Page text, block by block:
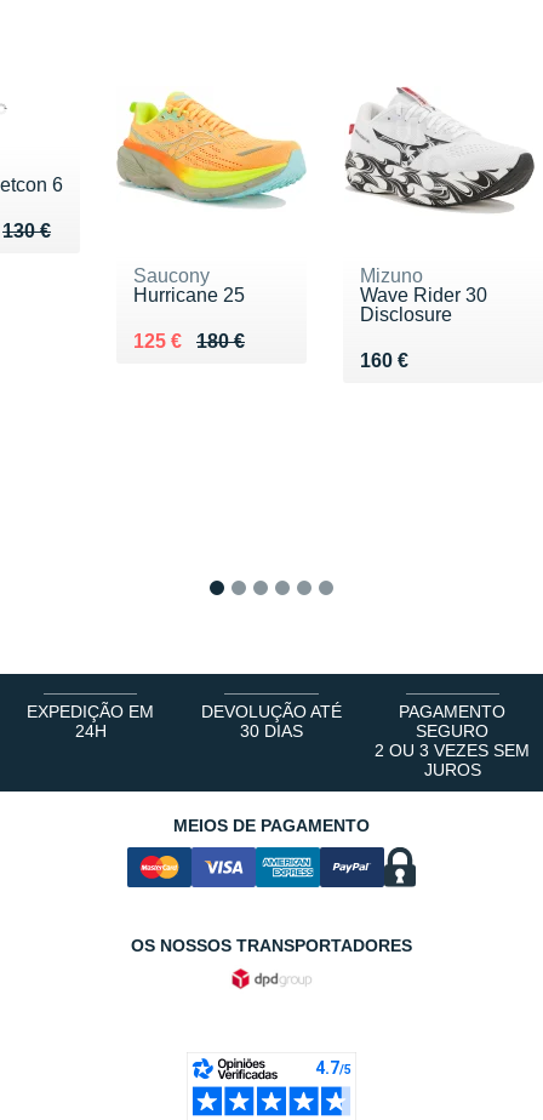
6
130 €130 €
€
Saucony
Hurricane 25
180 €
Au lieu de 180 €
125 €
Vendu 125 €
Mizuno
Wave Rider 30
Disclosure
160 €
Vendu 160 €
EXPEDIÇÃO EM
24H
DEVOLUÇÃO ATÉ
30 DIAS
PAGAMENTO
SEGURO
2 OU 3 VEZES SEM
JUROS
MEIOS DE PAGAMENTO
OS NOSSOS TRANSPORTADORES